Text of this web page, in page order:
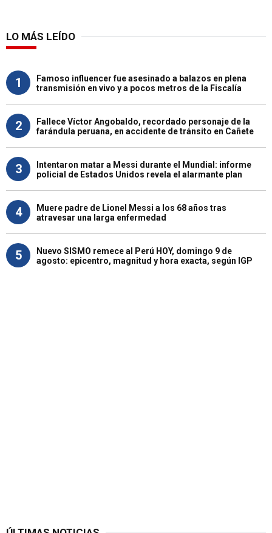
LO MÁS LEÍDO
1
Famoso influencer fue asesinado a balazos en plena
transmisión en vivo y a pocos metros de la Fiscalía
2
Fallece Víctor Angobaldo, recordado personaje de la
farándula peruana, en accidente de tránsito en Cañete
3
Intentaron matar a Messi durante el Mundial: informe
policial de Estados Unidos revela el alarmante plan
4
Muere padre de Lionel Messi a los 68 años tras
atravesar una larga enfermedad
5
Nuevo SISMO remece al Perú HOY, domingo 9 de
agosto: epicentro, magnitud y hora exacta, según IGP